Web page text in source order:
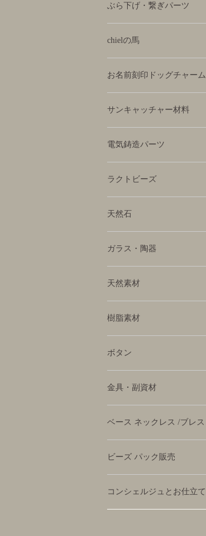
ぶら下げ・繋ぎパーツ
chielの馬
お名前刻印ドッグチャーム
サンキャッチャー材料
電気鋳造パーツ
ラクトビーズ
天然石
ガラス・陶器
天然素材
樹脂素材
ボタン
金具・副資材
ベース ネックレス /ブレス
ビーズ パック販売
コンシェルジュとお仕立て